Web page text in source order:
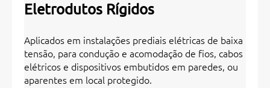
Eletrodutos Rígidos
Aplicados em instalações prediais elétricas de baixa
tensão, para condução e acomodação de fios, cabos
elétricos e dispositivos embutidos em paredes, ou
aparentes em local protegido.